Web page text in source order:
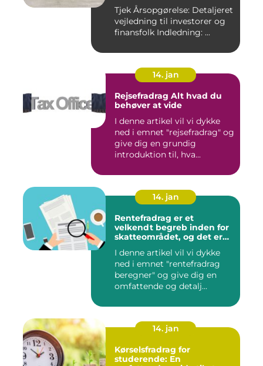
Tjek Årsopgørelse: Detaljeret
vejledning til investorer og
finansfolk Indledning: ...
14. jan
Rejsefradrag Alt hvad du
behøver at vide
I denne artikel vil vi dykke
ned i emnet "rejsefradrag" og
give dig en grundig
introduktion til, hva...
14. jan
Rentefradrag er et
velkendt begreb inden for
skatteområdet, og det er
borgere er interesserede i
at få en bedre forståelse for
I denne artikel vil vi dykke
ned i emnet "rentefradrag
beregner" og give dig en
omfattende og detalj...
14. jan
Kørselsfradrag for
studerende: En